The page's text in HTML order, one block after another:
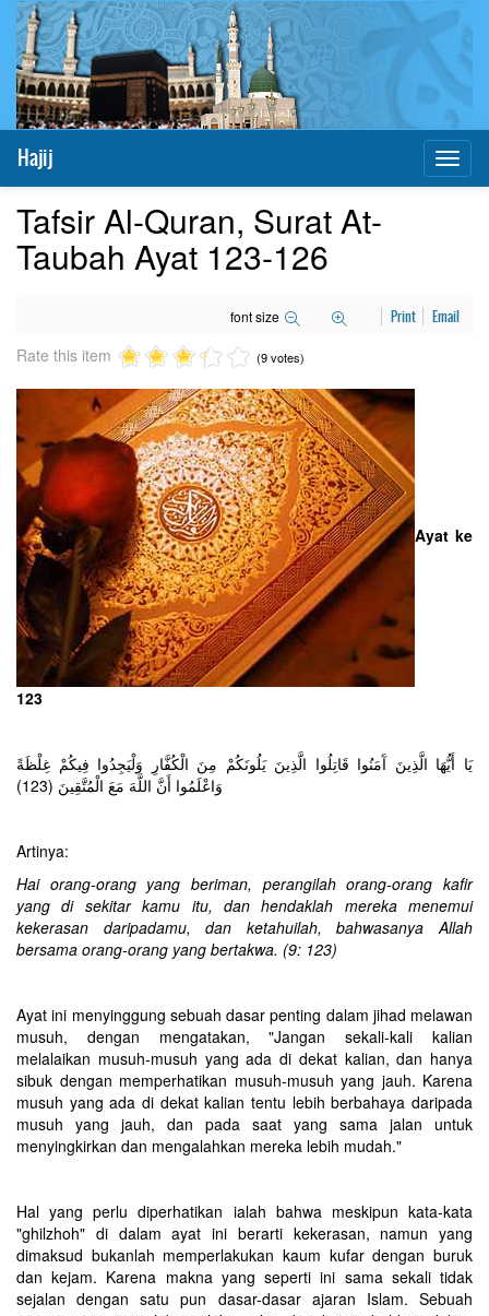
Hajij
Tafsir Al-Quran, Surat At-
Taubah Ayat 123-126
font size Print Email
Rate this item (9 votes)
Ayat ke
123
يَا أَيُّهَا الَّذِينَ آَمَنُوا قَاتِلُوا الَّذِينَ يَلُونَكُمْ مِنَ الْكُفَّارِ وَلْيَجِدُوا فِيكُمْ غِلْظَةً
وَاعْلَمُوا أَنَّ اللَّهَ مَعَ الْمُتَّقِينَ (123)
Artinya:
Hai orang-orang yang beriman, perangilah orang-orang kafir
yang di sekitar kamu itu, dan hendaklah mereka menemui
kekerasan daripadamu, dan ketahuilah, bahwasanya Allah
bersama orang-orang yang bertakwa. (9: 123)
Ayat ini menyinggung sebuah dasar penting dalam jihad melawan
musuh, dengan mengatakan, "Jangan sekali-kali kalian
melalaikan musuh-musuh yang ada di dekat kalian, dan hanya
sibuk dengan memperhatikan musuh-musuh yang jauh. Karena
musuh yang ada di dekat kalian tentu lebih berbahaya daripada
musuh yang jauh, dan pada saat yang sama jalan untuk
menyingkirkan dan mengalahkan mereka lebih mudah."
Hal yang perlu diperhatikan ialah bahwa meskipun kata-kata
"ghilzhoh" di dalam ayat ini berarti kekerasan, namun yang
dimaksud bukanlah memperlakukan kaum kufar dengan buruk
dan kejam. Karena makna yang seperti ini sama sekali tidak
sejalan dengan satu pun dasar-dasar ajaran Islam. Sebuah